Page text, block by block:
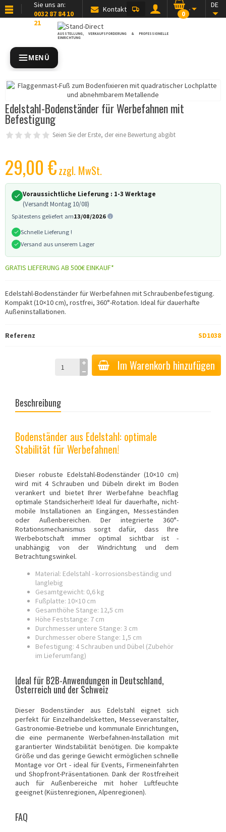
Sie uns an:
0032 87 84 10
21
Kontakt DE
0
AUSSTELLUNG, VERKAUFSFÖRDERUNG & PROFESSIONELLE
EINRICHTUNG
MENÜ
Edelstahl-Bodenständer für Werbefahnen mit
Befestigung
Seien Sie der Erste, der eine Bewertung abgibt
29,00 €zzgl. MwSt.
Voraussichtliche Lieferung : 1-3 Werktage
(Versandt Montag 10/08)
Spätestens geliefert am13/08/2026
Schnelle Lieferung !
Versand aus unserem Lager
GRATIS LIEFERUNG AB 500€ EINKAUF*
Edelstahl-Bodenständer für Werbefahnen mit Schraubenbefestigung.
Kompakt (10×10 cm), rostfrei, 360°-Rotation. Ideal für dauerhafte
Außeninstallationen.
Referenz SD1038
Im Warenkorb hinzufügen
Beschreibung
Bodenständer aus Edelstahl: optimale
Stabilität für Werbefahnen!
Dieser robuste Edelstahl-Bodenständer (10×10 cm)
wird mit 4 Schrauben und Dübeln direkt im Boden
verankert und bietet IhrerWerbefahne beachflag
optimale Standsicherheit! Ideal für dauerhafte, nicht-
mobile Installationen an Eingängen, Messeständen
oder Außenbereichen. Der integrierte 360°-
Rotationsmechanismus sorgt dafür, dass Ihre
Werbebotschaft immer optimal sichtbar ist -
unabhängig von der Windrichtung und dem
Betrachtungswinkel.
Material: Edelstahl - korrosionsbeständig und
langlebig
Gesamtgewicht: 0,6 kg
Fußplatte: 10×10 cm
Gesamthöhe Stange: 12,5 cm
Höhe Feststange: 7 cm
Durchmesser untere Stange: 3 cm
Durchmesser obere Stange: 1,5 cm
Befestigung: 4 Schrauben und Dübel (Zubehör
im Lieferumfang)
Ideal für B2B-Anwendungen in Deutschland,
Österreich und der Schweiz
Dieser Bodenständer aus Edelstahl eignet sich
perfekt für Einzelhandelsketten, Messeveranstalter,
Gastronomie-Betriebe und kommunale Einrichtungen,
die eine permanente Werbefahnen-Installation mit
garantierter Windstabilität benötigen. Die kompakte
Größe und das geringe Gewicht ermöglichen schnelle
Montage vor Ort - ideal für Events, Firmeneinfahrten
und Shopfront-Präsentationen. Dank der Rostfreiheit
auch für Außenbereiche mit hoher Luftfeuchte
geeignet (Küstenregionen, Alpenregionen).
FAQ